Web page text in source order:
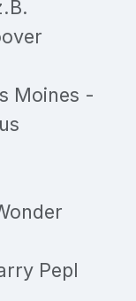
Moines -
Pepl